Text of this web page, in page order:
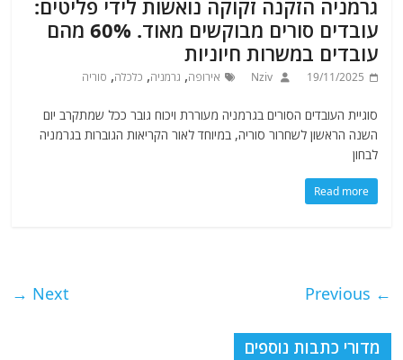
גרמניה הזקנה זקוקה נואשות לידי פליטים:
עובדים סורים מבוקשים מאוד. 60% מהם
עובדים במשרות חיוניות
19/11/2025
Nziv אירופה, גרמניה, כלכלה, סוריה
סוגיית העובדים הסורים בגרמניה מעוררת ויכוח גובר ככל שמתקרב יום
השנה הראשון לשחרור סוריה, במיוחד לאור הקריאות הגוברות בגרמניה
לבחון
Read more
← Previous
Next →
מדורי כתבות נוספים